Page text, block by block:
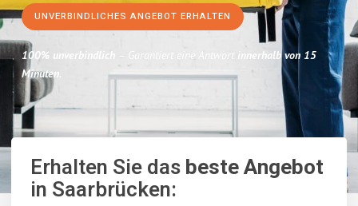
UNVERBINDLICHES ANGEBOT ERHALTEN
100% unverbindlich – Garantiert eine Antwort innerhalb von 15
Minuten.
Erhalten Sie dasbeste Angebot
in Saarbrücken: